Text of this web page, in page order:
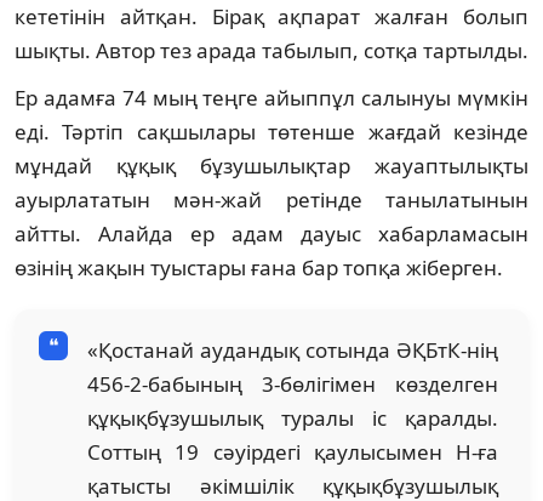
кететінін айтқан. Бірақ ақпарат жалған болып
шықты. Автор тез арада табылып, сотқа тартылды.
Ер адамға 74 мың теңге айыппұл салынуы мүмкін
еді. Тәртіп сақшылары төтенше жағдай кезінде
мұндай құқық бұзушылықтар жауаптылықты
ауырлататын мән-жай ретінде танылатынын
айтты. Алайда ер адам дауыс хабарламасын
өзінің жақын туыстары ғана бар топқа жіберген.
«Қостанай аудандық сотында ӘҚБтК-нің
456-2-бабының 3-бөлігімен көзделген
құқықбұзушылық туралы іс қаралды.
Соттың 19 сәуірдегі қаулысымен Н-ға
қатысты әкімшілік құқықбұзушылық